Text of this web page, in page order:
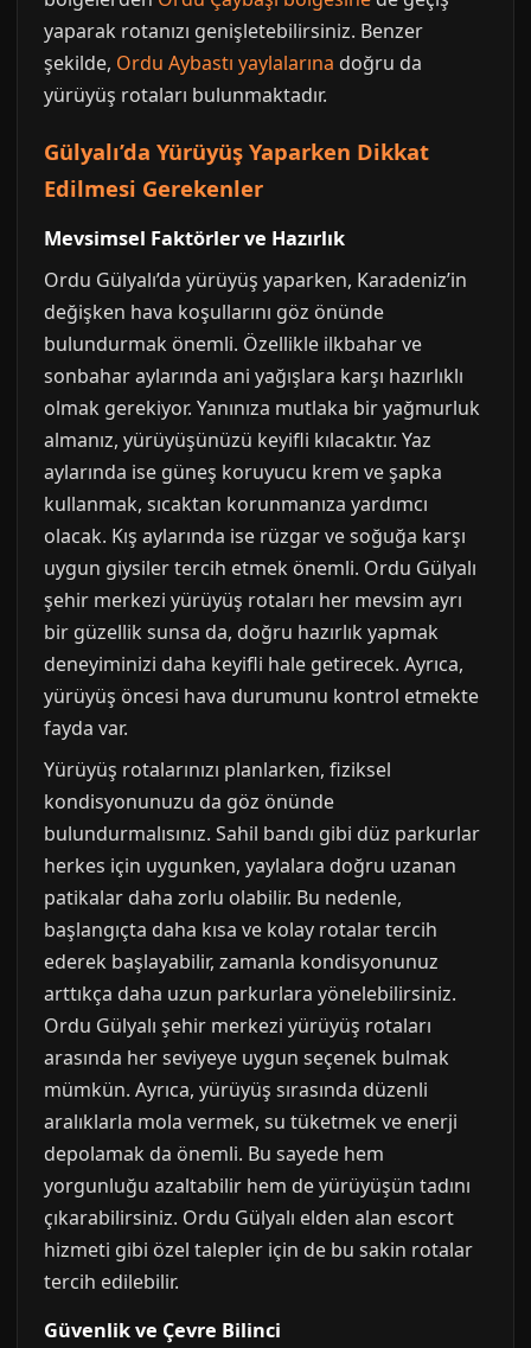
yaparak rotanızı genişletebilirsiniz. Benzer
şekilde, Ordu Aybastı yaylalarına doğru da
yürüyüş rotaları bulunmaktadır.
Gülyalı’da Yürüyüş Yaparken Dikkat
Edilmesi Gerekenler
Mevsimsel Faktörler ve Hazırlık
Ordu Gülyalı’da yürüyüş yaparken, Karadeniz’in
değişken hava koşullarını göz önünde
bulundurmak önemli. Özellikle ilkbahar ve
sonbahar aylarında ani yağışlara karşı hazırlıklı
olmak gerekiyor. Yanınıza mutlaka bir yağmurluk
almanız, yürüyüşünüzü keyifli kılacaktır. Yaz
aylarında ise güneş koruyucu krem ve şapka
kullanmak, sıcaktan korunmanıza yardımcı
olacak. Kış aylarında ise rüzgar ve soğuğa karşı
uygun giysiler tercih etmek önemli. Ordu Gülyalı
şehir merkezi yürüyüş rotaları her mevsim ayrı
bir güzellik sunsa da, doğru hazırlık yapmak
deneyiminizi daha keyifli hale getirecek. Ayrıca,
yürüyüş öncesi hava durumunu kontrol etmekte
fayda var.
Yürüyüş rotalarınızı planlarken, fiziksel
kondisyonunuzu da göz önünde
bulundurmalısınız. Sahil bandı gibi düz parkurlar
herkes için uygunken, yaylalara doğru uzanan
patikalar daha zorlu olabilir. Bu nedenle,
başlangıçta daha kısa ve kolay rotalar tercih
ederek başlayabilir, zamanla kondisyonunuz
arttıkça daha uzun parkurlara yönelebilirsiniz.
Ordu Gülyalı şehir merkezi yürüyüş rotaları
arasında her seviyeye uygun seçenek bulmak
mümkün. Ayrıca, yürüyüş sırasında düzenli
aralıklarla mola vermek, su tüketmek ve enerji
depolamak da önemli. Bu sayede hem
yorgunluğu azaltabilir hem de yürüyüşün tadını
çıkarabilirsiniz. Ordu Gülyalı elden alan escort
hizmeti gibi özel talepler için de bu sakin rotalar
tercih edilebilir.
Güvenlik ve Çevre Bilinci